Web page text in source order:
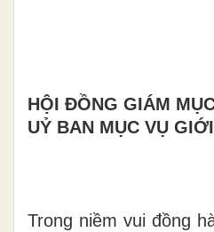
HỘI ĐỒNG GIÁM
UỶ BAN MỤC VỤ
Trong niềm vui đồng